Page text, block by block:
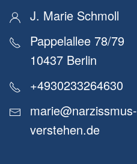
J. Marie Schmoll
Pappelallee 78/79
10437 Berlin
+4930233264630
marie@narzissmus-
verstehen.de